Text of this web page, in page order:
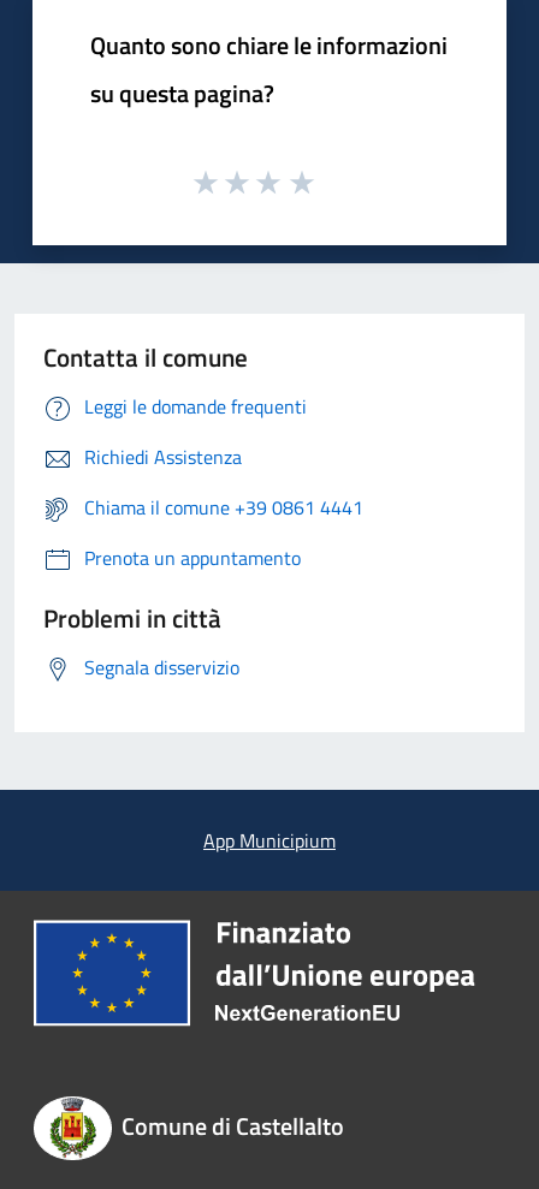
Quanto sono chiare le informazioni
su questa pagina?
Contatta il comune
Leggi le domande frequenti
Richiedi Assistenza
Chiama il comune +39 0861 4441
Prenota un appuntamento
Problemi in città
Segnala disservizio
App Municipium
Comune di Castellalto